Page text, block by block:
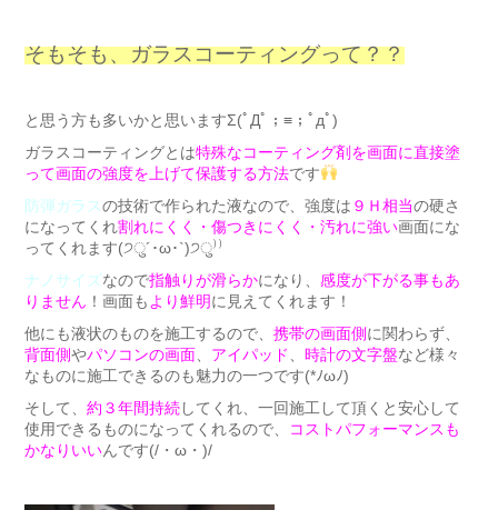
そもそも、ガラスコーティングって？？
と思う方も多いかと思いますΣ(ﾟДﾟ；≡；ﾟдﾟ)
ガラスコーティングとは特殊なコーティング剤を画面に直接塗
って画面の強度を上げて保護する方法です
防弾ガラスの技術で作られた液なので、強度は ９Ｈ相当の硬さ
になってくれ割れにくく・傷つきにくく・汚れに強い画面にな
ってくれます(੭ु´･ω･`)੭ु⁾⁾
ナノサイズなので指触りが滑らかになり、 感度が下がる事もあ
りません ！画面も より鮮明に見えてくれます！
他にも液状のものを施工するので、 携帯の画面側に関わらず、
背面側やパソコンの画面、 アイパッド 時計の文字盤など様々
なものに施工できるのも魅力の一つです(*ﾉωﾉ)
そして、 約３年間持続してくれ、一回施工して頂くと安心して
使用できるものになってくれるので、
コストパフォーマンスも
かなりいいんです(/・ω・)/